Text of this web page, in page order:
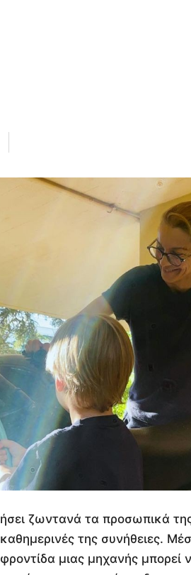
ζωντανά τα προσωπικά
της συνήθειες.
μιας μηχανής μπορεί